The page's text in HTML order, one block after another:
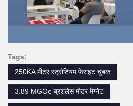
Tags:
250KA मीटर स्ट्रोंटियम फेराइट चुंबक
3.89 MGOe ब्रशलेस मोटर मैग्नेट